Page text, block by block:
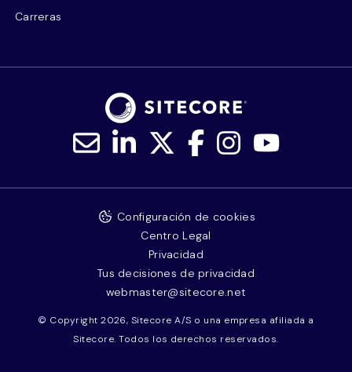
Carreras
© Copyright 2026, Sitecore A/S o una empresa afiliada a
Sitecore. Todos los derechos reservados.
Configuración de cookies
Centro Legal
Privacidad
Tus decisiones de privacidad
webmaster@sitecore.net